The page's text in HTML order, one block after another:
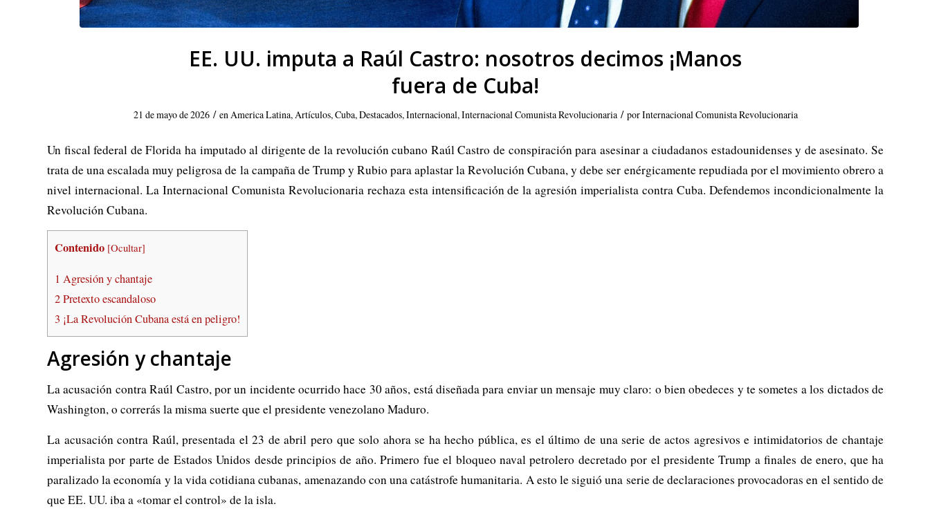
EE. UU. imputa a Raúl Castro: nosotros decimos ¡Manos
fuera de Cuba!
21 de mayo de 2026 / en America Latina, Artículos, Cuba, Destacados, Internacional, Internacional Comunista Revolucionaria / porInternacional Comunista Revolucionaria
Un fiscal federal de Florida ha imputado al dirigente de la revolución cubano Raúl Castro de conspiración para asesinar a ciudadanos estadounidenses y de asesinato. Se
trata de una escalada muy peligrosa de la campaña de Trump y Rubio para aplastar la Revolución Cubana, y debe ser enérgicamente repudiada por el movimiento obrero a
nivel internacional. La Internacional Comunista Revolucionaria rechaza esta intensificación de la agresión imperialista contra Cuba. Defendemos incondicionalmente la
Revolución Cubana.
Contenido [Ocultar]
1 Agresión y chantaje
2Pretexto escandaloso
3 ¡La Revolución Cubana está en peligro!
Agresión y chantaje
La acusación contra Raúl Castro, por un incidente ocurrido hace 30 años, está diseñada para enviar un mensaje muy claro: o bien obedeces y te sometes a los dictados de
Washington, o correrás la misma suerte que el presidente venezolano Maduro.
La acusación contra Raúl, presentada el 23 de abril pero que solo ahora se ha hecho pública, es el último de una serie de actos agresivos e intimidatorios de chantaje
imperialista por parte de Estados Unidos desde principios de año. Primero fue el bloqueo naval petrolero decretado por el presidente Trump a finales de enero, que ha
paralizado la economía y la vida cotidiana cubanas, amenazando con una catástrofe humanitaria. A esto le siguió una serie de declaraciones provocadoras en el sentido de
que EE. UU. iba a «tomar el control» de la isla.